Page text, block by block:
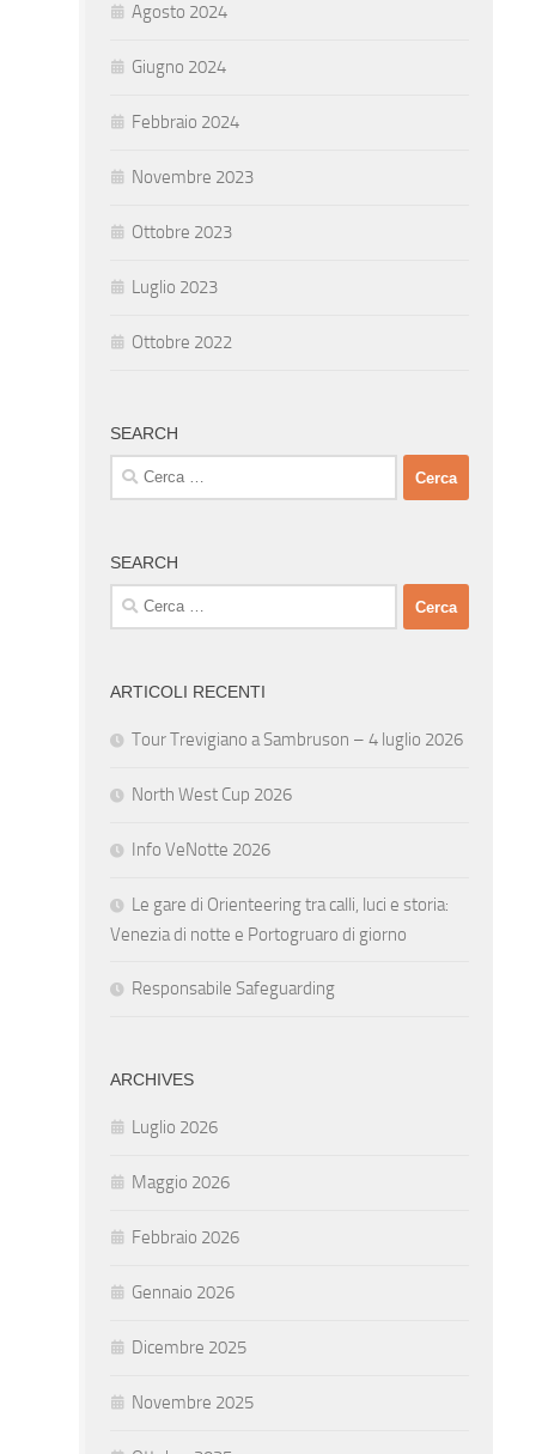
Agosto 2024
Giugno 2024
Febbraio 2024
Novembre 2023
Ottobre 2023
Luglio 2023
Ottobre 2022
SEARCH
Ricerca
per:
SEARCH
Ricerca
per:
ARTICOLI RECENTI
Tour Trevigiano a Sambruson – 4 luglio 2026
North West Cup 2026
Info VeNotte 2026
Le gare di Orienteering tra calli, luci e storia:
Venezia di notte e Portogruaro di giorno
Responsabile Safeguarding
ARCHIVES
Luglio 2026
Maggio 2026
Febbraio 2026
Gennaio 2026
Dicembre 2025
Novembre 2025